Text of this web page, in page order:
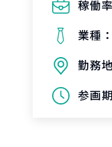
稼働
業種：
勤務
参画